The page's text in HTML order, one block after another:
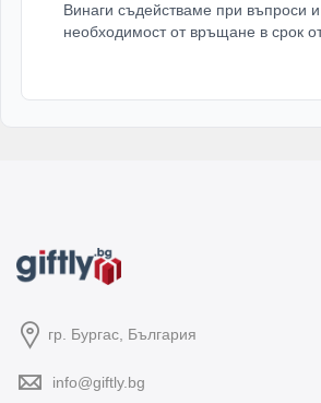
Винаги съдействаме при въпроси
необходимост от връщане в срок
гр. Бургас, България
info@giftly.bg